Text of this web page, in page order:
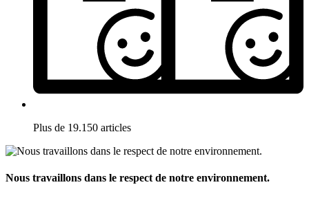
Plus de 19.150 articles
Nous travaillons dans le respect de notre environnement.